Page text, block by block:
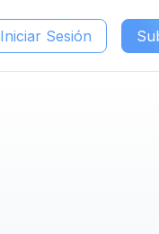
Iniciar Sesión